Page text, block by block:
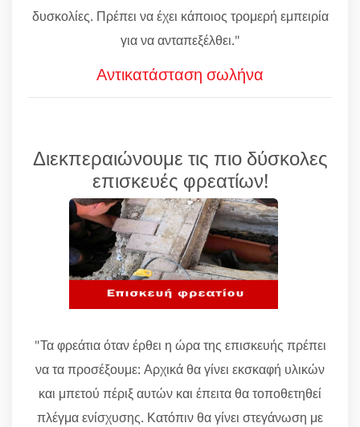
δυσκολίες. Πρέπει να έχει κάποιος τρομερή εμπειρία
για να ανταπεξέλθει."
Αντικατάσταση σωλήνα
Διεκπεραιώνουμε τις πιο δύσκολες
επισκευές φρεατίων!
"Τα φρεάτια όταν έρθει η ώρα της επισκευής πρέπει
να τα προσέξουμε: Αρχικά θα γίνει εκσκαφή υλικών
και μπετού πέριξ αυτών και έπειτα θα τοποθετηθεί
πλέγμα ενίσχυσης. Κατόπιν θα γίνει στεγάνωση με